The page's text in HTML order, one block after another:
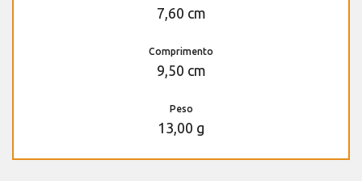
7,60 cm
Comprimento
9,50 cm
Peso
13,00 g